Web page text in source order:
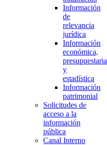
Información
de
relevancia
jurídica
Información
económica,
presupuestaria
y
estadística
Información
patrimonial
Solicitudes de
acceso a la
información
pública
Canal Interno